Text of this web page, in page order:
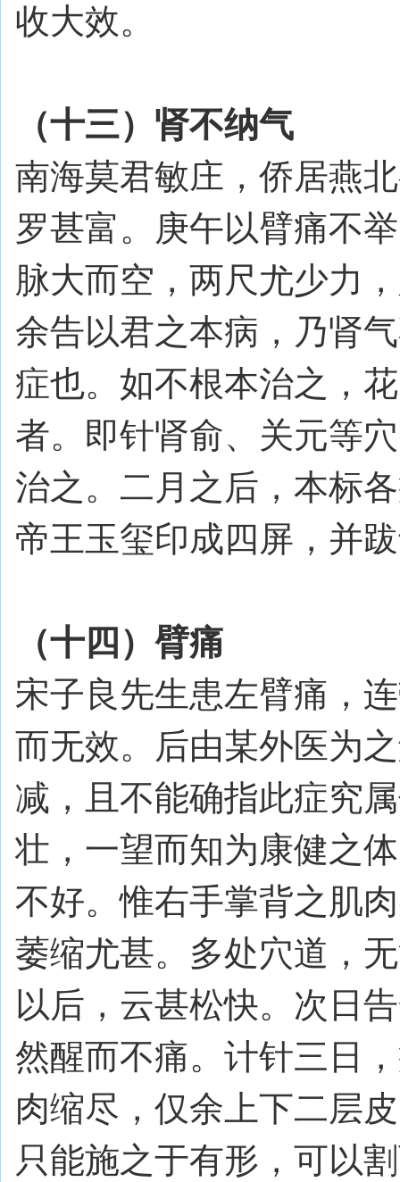
收大效。
（十三）肾不纳气
南海莫君敏庄，侨居燕
罗甚富。庚午以臂痛不
脉大而空，两尺尤少力
余告以君之本病，乃肾
症也。如不根本治之，
者。即针肾俞、关元等
治之。二月之后，本标
帝王玉玺印成四屏，并
（十四）臂痛
宋子良先生患左臂痛，
而无效。后由某外医为
减，且不能确指此症究
壮，一望而知为康健之
不好。惟右手掌背之肌
萎缩尤甚。多处穴道，
以后，云甚松快。次日
然醒而不痛。计针三日
肉缩尽，仅余上下二层
只能施之于有形，可以